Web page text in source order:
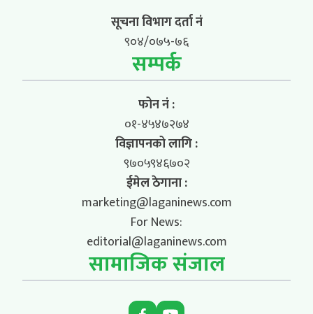
सूचना विभाग दर्ता नं
९०४/०७५-७६
सम्पर्क
फोन नं :
०१-४५४७२७४
विज्ञापनको लागि :
९७०५९४६७०२
ईमेल ठेगाना :
marketing@laganinews.com
For News:
editorial@laganinews.com
सामाजिक संजाल